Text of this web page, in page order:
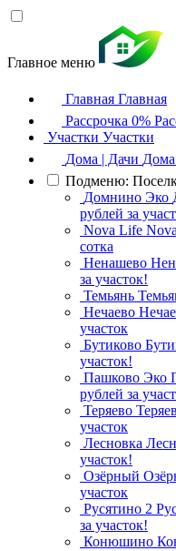
Главное меню
Главная Главная
Рассрочка 0%
Участки Участки
Дома | Дачи
Подменю:
Домнино Эко
рублей за
Nova Life
сотка
Ненашево
за участок!
Темьянь
Нечаево
участок
Бутиково
участок!
Пашково Эко
рублей за
Теряево
участок
Лесновка
участок!
Озёрный
участок
Русятино 2
за участок!
Конюшино